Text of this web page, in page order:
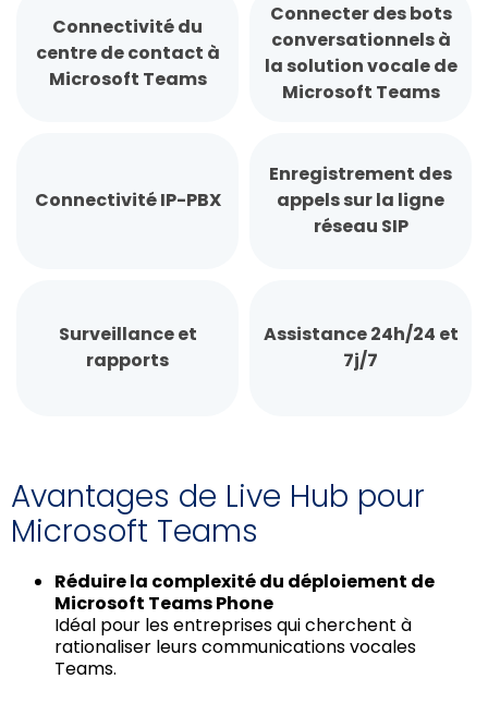
Connectivité du
centre de contact à
Microsoft Teams
Connecter des bots
conversationnels à
la solution vocale de
Microsoft Teams
Connectivité IP-PBX
Enregistrement des
appels sur la ligne
réseau SIP
Surveillance et
rapports
Assistance 24h/24 et
7j/7
Avantages de Live Hub pour
Microsoft Teams
Réduire la complexité du déploiement de
Microsoft Teams Phone
Idéal pour les entreprises qui cherchent à
rationaliser leurs communications vocales
Teams.